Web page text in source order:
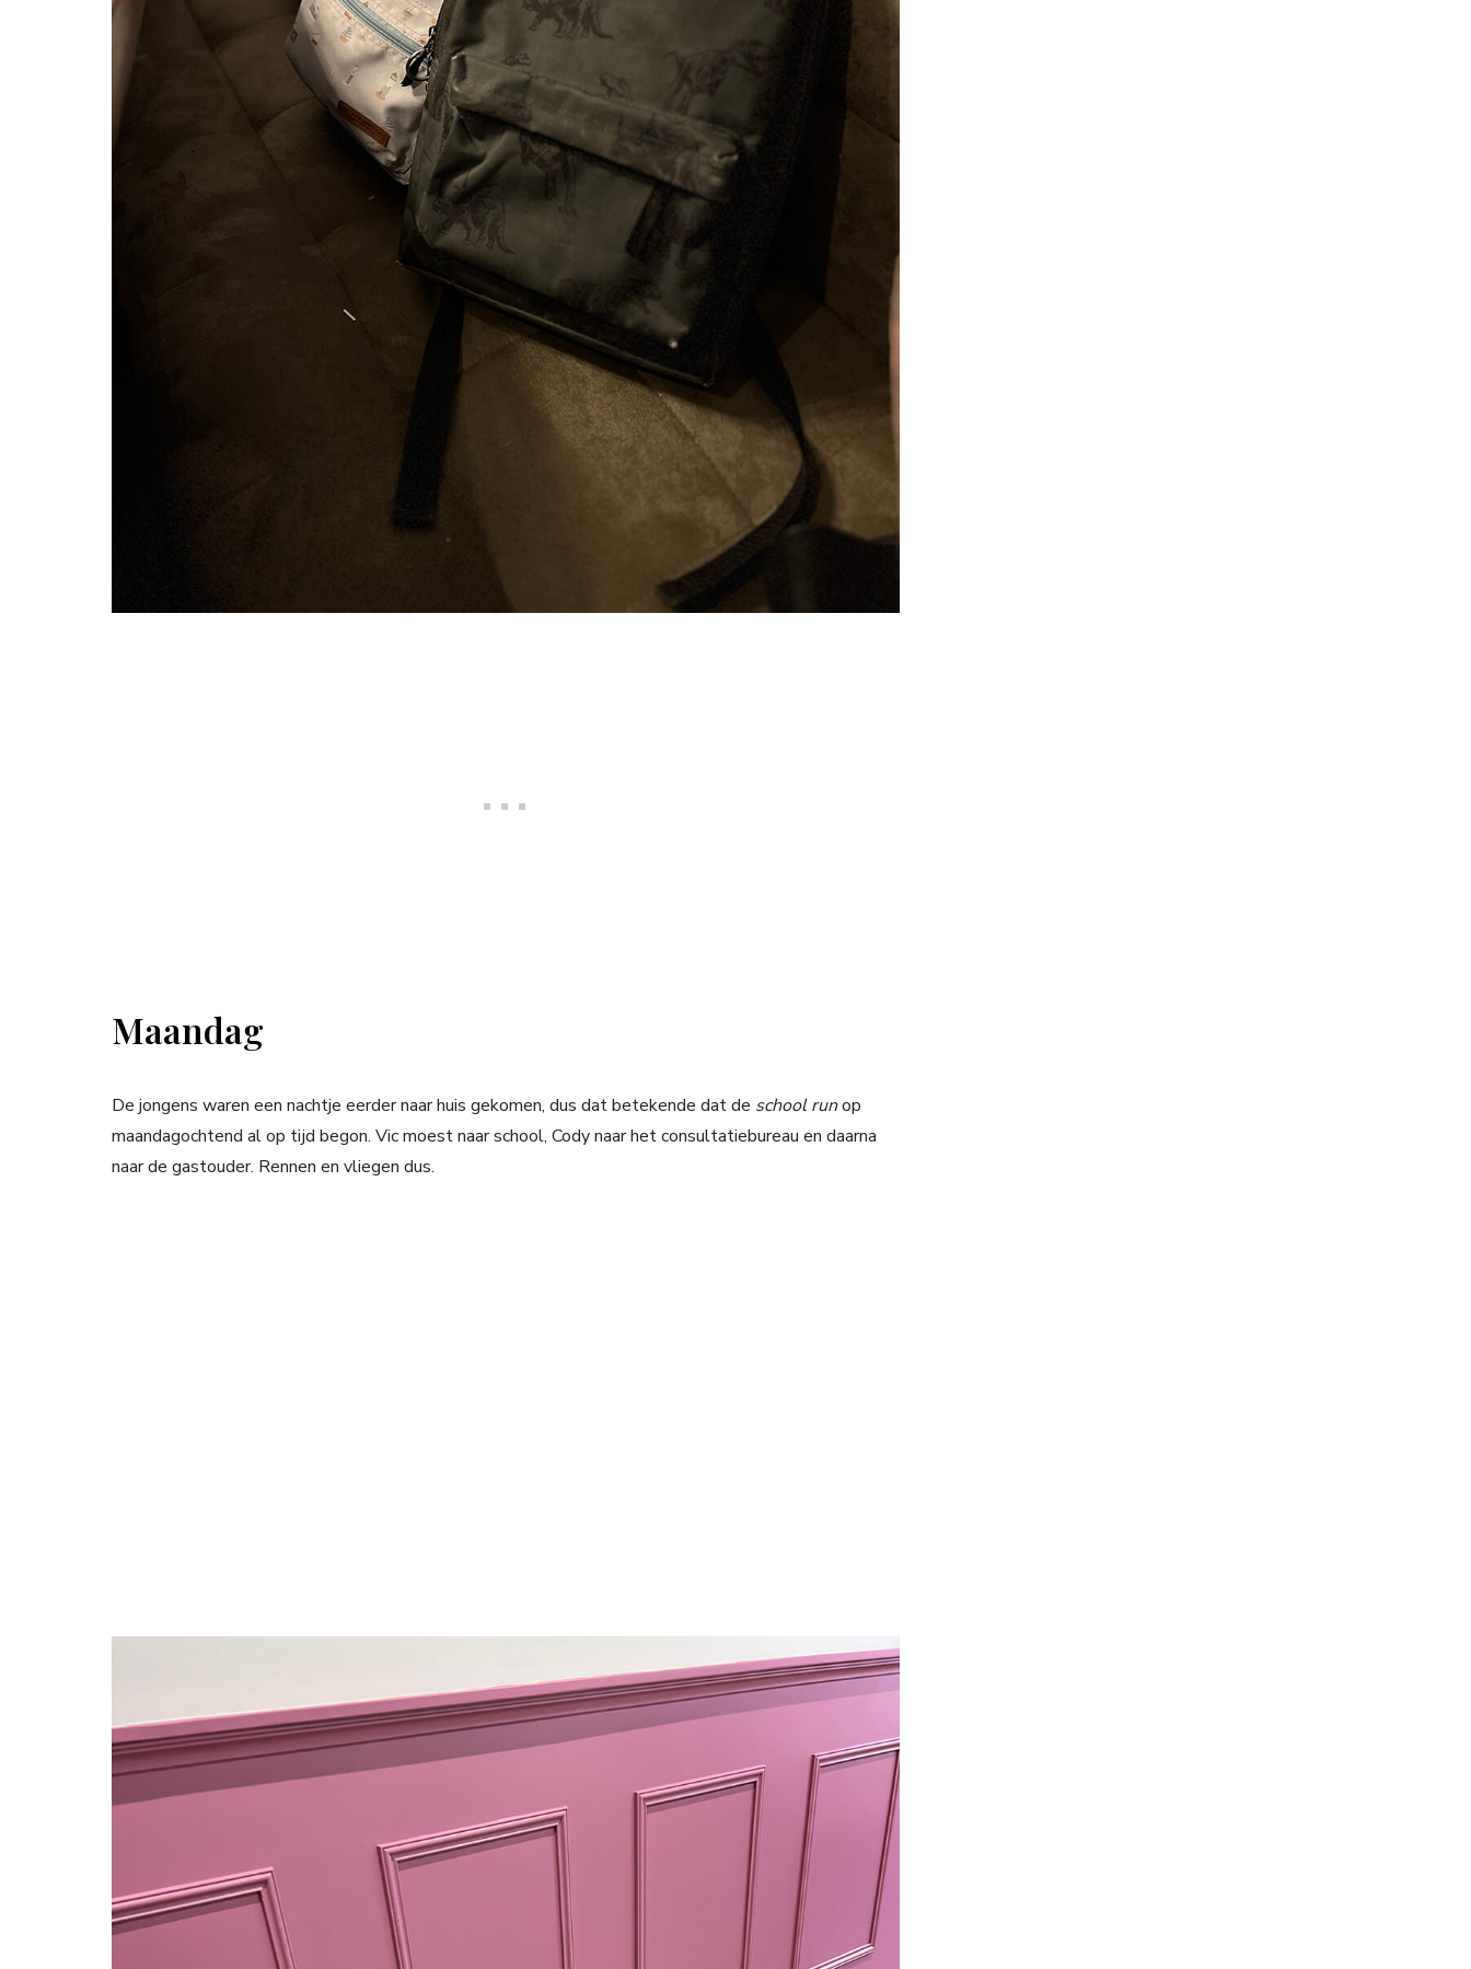
Maandag
De jongens waren een nachtje eerder naar huis gekomen, dus dat betekende dat de school runop
maandagochtend al op tijd begon. Vic moest naar school, Cody naar het consultatiebureau en daarna
naar de gastouder. Rennen en vliegen dus.